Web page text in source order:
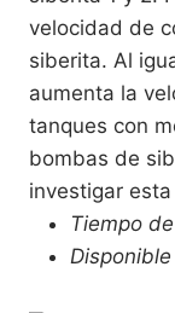
velocidad de
siberita. Al
aumenta la
tanques con
bombas de
investigar
Tiempo